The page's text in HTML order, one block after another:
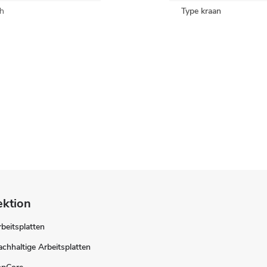
Type kraan
Arbeitsplatten